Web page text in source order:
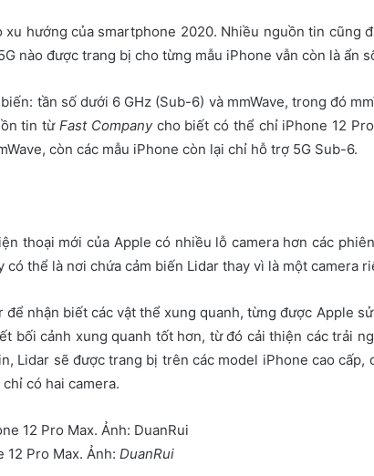
xu hướng của smartphone 2020. Nhiều nguồn tin cũng
nào được trang bị cho từng mẫu iPhone vẫn còn là ẩn
tần số dưới 6 GHz (Sub-6) và mmWave, trong đó
tin từ Fast Company cho biết có thể chỉ iPhone 12
còn các mẫu iPhone còn lại chỉ hỗ trợ 5G Sub-6.
thoại mới của Apple có nhiều lỗ camera hơn các
thể là nơi chứa cảm biến Lidar thay vì là một camera
để nhận biết các vật thể xung quanh, từng được Apple
bối cảnh xung quanh tốt hơn, từ đó cải thiện các trải
Lidar sẽ được trang bị trên các model iPhone cao cấp,
có hai camera.
12 Pro Max. Ảnh: DuanRui